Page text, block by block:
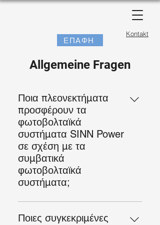
ΕΠΑΦΗ
Kontakt
Allgemeine Fragen
Ποια πλεονεκτήματα
προσφέρουν τα
φωτοβολταϊκά
συστήματα SINN Power
σε σχέση με τα
συμβατικά
φωτοβολταϊκά
συστήματα;
Οι αρθρωτές φωτοβολταϊκές
λύσεις μας αυξάνουν την απόδοση
Ποιες συγκεκριμένες